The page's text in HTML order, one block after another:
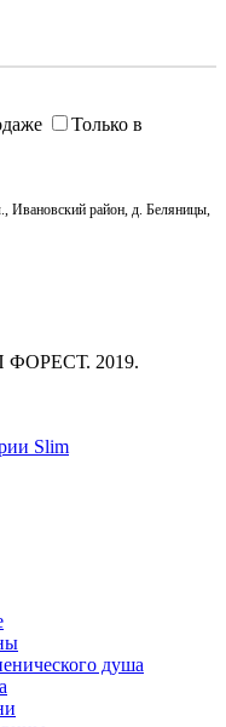
Только в
Ивановский район, д. Беляницы,
ФОРЕСТ. 2019.
Slim
душа